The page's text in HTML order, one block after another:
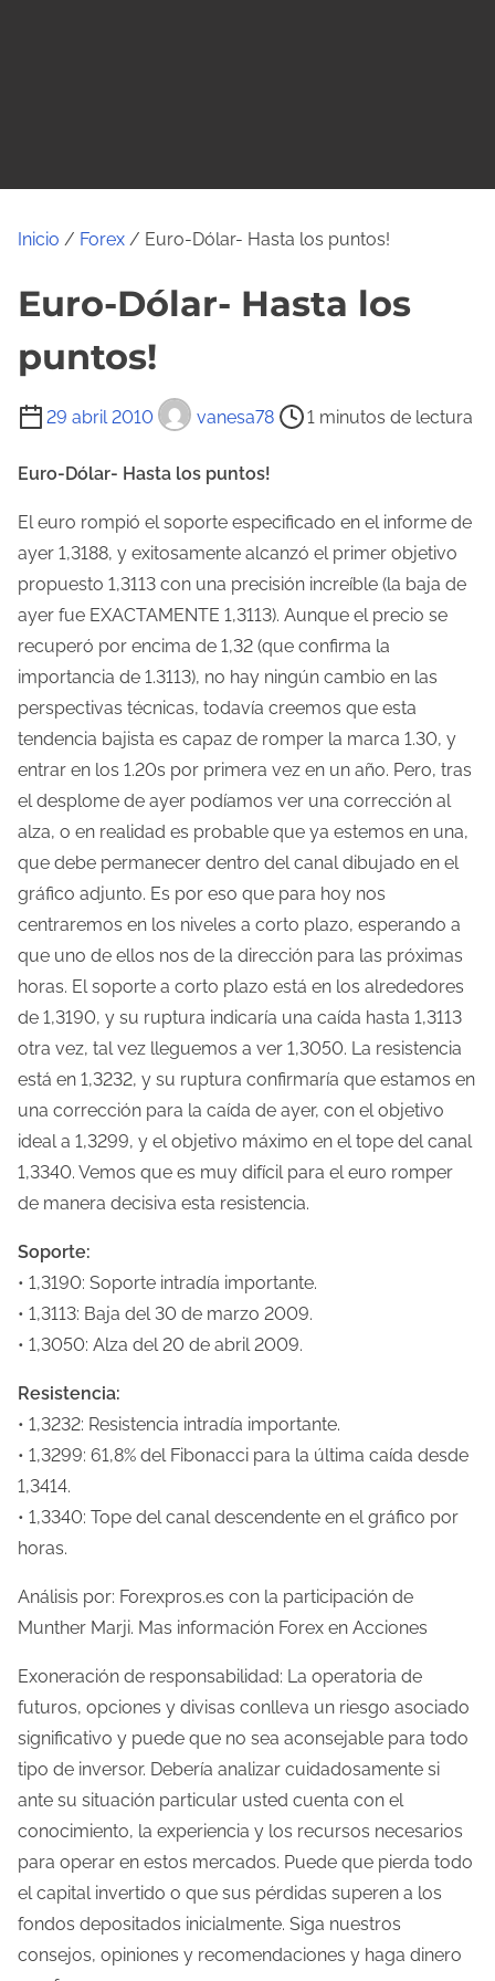
Inicio / Forex / Euro-Dólar- Hasta los puntos!
Euro-Dólar- Hasta los
puntos!
29 abril 2010 vanesa78
T
e
p
o
d
e
l
e
c
t
u
r
a
d
e
l
a
e
n
t
r
a
d
a
1 minutos de lectura
Euro-Dólar- Hasta los puntos!
El euro rompió el soporte especificado en el informe de
ayer 1,3188, y exitosamente alcanzó el primer objetivo
propuesto 1,3113 con una precisión increíble (la baja de
ayer fue EXACTAMENTE 1,3113). Aunque el precio se
recuperó por encima de 1,32 (que confirma la
importancia de 1.3113), no hay ningún cambio en las
perspectivas técnicas, todavía creemos que esta
tendencia bajista es capaz de romper la marca 1.30, y
entrar en los 1.20s por primera vez en un año. Pero, tras
el desplome de ayer podíamos ver una corrección al
alza, o en realidad es probable que ya estemos en una,
que debe permanecer dentro del canal dibujado en el
gráfico adjunto. Es por eso que para hoy nos
centraremos en los niveles a corto plazo, esperando a
que uno de ellos nos de la dirección para las próximas
horas. El soporte a corto plazo está en los alrededores
de 1,3190, y su ruptura indicaría una caída hasta 1,3113
otra vez, tal vez lleguemos a ver 1,3050. La resistencia
está en 1,3232, y su ruptura confirmaría que estamos en
una corrección para la caída de ayer, con el objetivo
ideal a 1,3299, y el objetivo máximo en el tope del canal
1,3340. Vemos que es muy difícil para el euro romper
de manera decisiva esta resistencia.
Soporte:
• 1,3190: Soporte intradía importante.
• 1,3113: Baja del 30 de marzo 2009.
• 1,3050: Alza del 20 de abril 2009.
Resistencia:
• 1,3232: Resistencia intradía importante.
• 1,3299: 61,8% del Fibonacci para la última caída desde
1,3414.
• 1,3340: Tope del canal descendente en el gráfico por
horas.
Análisis por: Forexpros.es con la participación de
Munther Marji. Mas información Forex en Acciones
Exoneración de responsabilidad: La operatoria de
futuros, opciones y divisas conlleva un riesgo asociado
significativo y puede que no sea aconsejable para todo
tipo de inversor. Debería analizar cuidadosamente si
ante su situación particular usted cuenta con el
conocimiento, la experiencia y los recursos necesarios
para operar en estos mercados. Puede que pierda todo
el capital invertido o que sus pérdidas superen a los
fondos depositados inicialmente. Siga nuestros
consejos, opiniones y recomendaciones y haga dinero